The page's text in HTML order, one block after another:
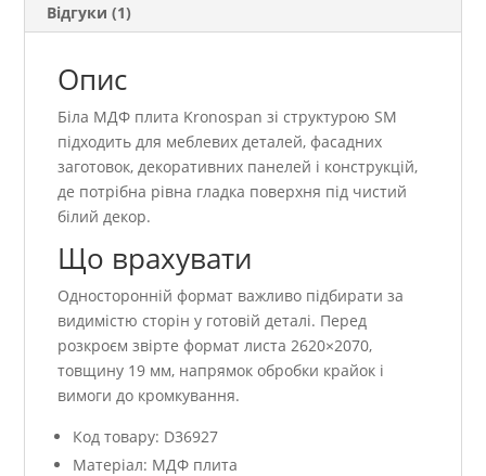
Відгуки (1)
Опис
Біла МДФ плита Kronospan зі структурою SM
підходить для меблевих деталей, фасадних
заготовок, декоративних панелей і конструкцій,
де потрібна рівна гладка поверхня під чистий
білий декор.
Що врахувати
Односторонній формат важливо підбирати за
видимістю сторін у готовій деталі. Перед
розкроєм звірте формат листа 2620×2070,
товщину 19 мм, напрямок обробки крайок і
вимоги до кромкування.
Код товару: D36927
Матеріал: МДФ плита